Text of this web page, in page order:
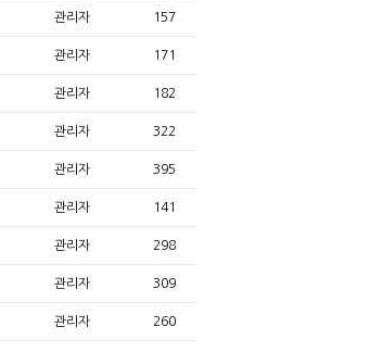
관리자 157
관리자 171
관리자 182
관리자 322
관리자 395
관리자 141
관리자 298
관리자 309
관리자 260